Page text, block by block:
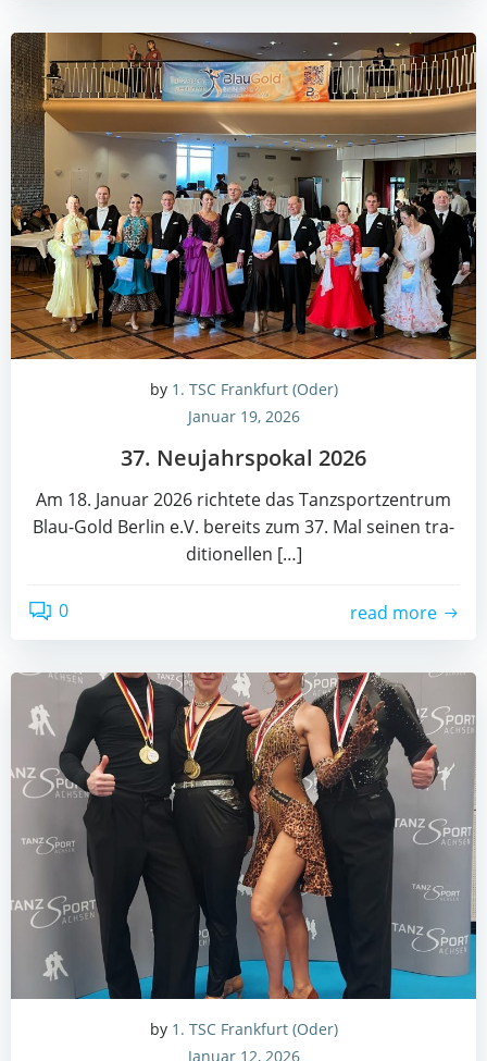
by 1. TSC Frankfurt (Oder)
Januar 19, 2026
37. Neu­jahrs­po­kal 2026
Am 18. Janu­ar 2026 rich­te­te das Tanz­sport­zen­trum
Blau-Gold Ber­lin e.V. bereits zum 37. Mal sei­nen tra­
di­tio­nel­len […]
0 read more
by 1. TSC Frankfurt (Oder)
Januar 12, 2026